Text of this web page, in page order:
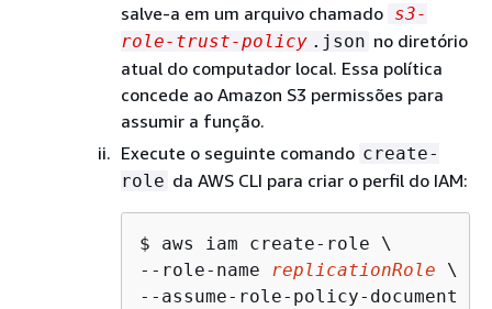
salve-a em um arquivo chamado s3-
role-trust-policy .json no diretório
atual do computador local. Essa política
concede ao Amazon S3 permissões para
assumir a função.
Execute o seguinte comando create-
role da AWS CLI para criar o perfil do IAM:
$ aws iam create-role \
--role-name
replicationRole \
--assume-role-policy-document